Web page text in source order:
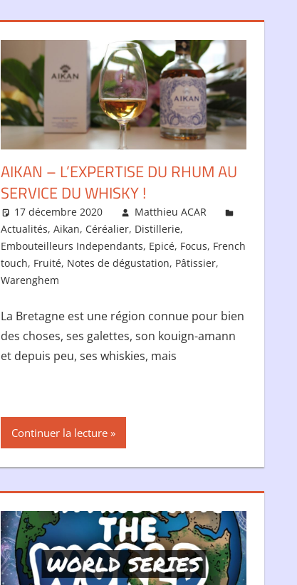
AIKAN – L’EXPERTISE DU RHUM AU
SERVICE DU WHISKY !
17 décembre 2020
Matthieu ACAR
Actualités, Aikan, Céréalier, Distillerie,
Embouteilleurs Independants, Epicé, Focus, French
touch, Fruité, Notes de dégustation, Pâtissier,
Warenghem
La Bretagne est une région connue pour bien
des choses, ses galettes, son kouign-amann
et depuis peu, ses whiskies, mais
Continuer la lecture